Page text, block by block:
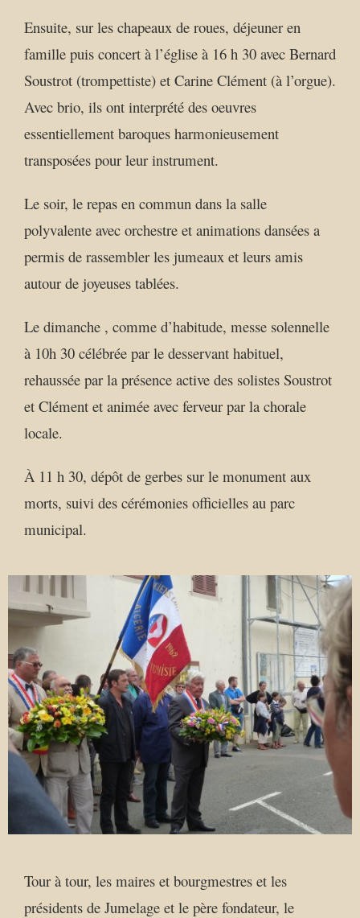
Ensuite, sur les chapeaux de roues, déjeuner en
famille puis concert à l’église à 16 h 30 avec Bernard
Soustrot (trompettiste) et Carine Clément (à l’orgue).
Avec brio, ils ont interprété des oeuvres
essentiellement baroques harmonieusement
transposées pour leur instrument.
Le soir, le repas en commun dans la salle
polyvalente avec orchestre et animations dansées a
permis de rassembler les jumeaux et leurs amis
autour de joyeuses tablées.
Le dimanche , comme d’habitude, messe solennelle
à 10h 30 célébrée par le desservant habituel,
rehaussée par la présence active des solistes Soustrot
et Clément et animée avec ferveur par la chorale
locale.
À 11 h 30, dépôt de gerbes sur le monument aux
morts, suivi des cérémonies officielles au parc
municipal.
Tour à tour, les maires et bourgmestres et les
présidents de Jumelage et le père fondateur, le